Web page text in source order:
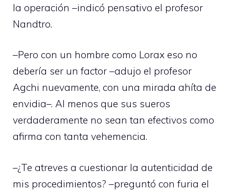
la operación –indicó pensativo el profesor
Nandtro.
–Pero con un hombre como Lorax eso no
debería ser un factor –adujo el profesor
Agchi nuevamente, con una mirada ahíta de
envidia–. Al menos que sus sueros
verdaderamente no sean tan efectivos como
afirma con tanta vehemencia.
–¿Te atreves a cuestionar la autenticidad de
mis procedimientos? –preguntó con furia el